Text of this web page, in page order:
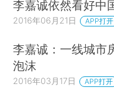
李嘉诚依然看好中
2016年06月21日 APP打开
李嘉诚：一线城市
泡沫
2016年03月17日 APP打开